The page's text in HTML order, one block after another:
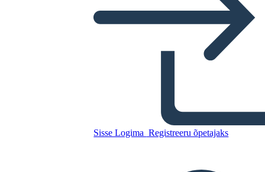
Sisse Logima Registreeru õpetajaks